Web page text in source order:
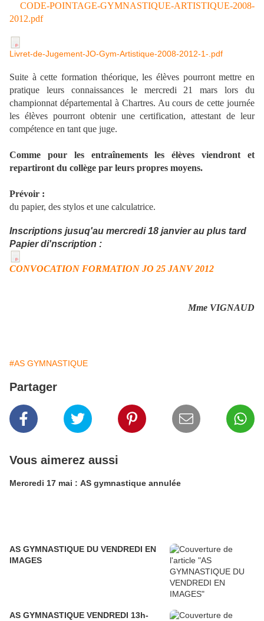
CODE-POINTAGE-GYMNASTIQUE-ARTISTIQUE-2008-
2012.pdf
Livret-de-Jugement-JO-Gym-Artistique-2008-2012-1-.pdf
Suite à cette formation théorique, les élèves pourront mettre en
pratique leurs connaissances le mercredi 21 mars lors du
championnat départemental à Chartres. Au cours de cette journée
les élèves pourront obtenir une certification, attestant de leur
compétence en tant que juge.
Comme pour les entraînements les élèves viendront et
repartiront du collège par leurs propres moyens.
Prévoir :
du papier, des stylos et une calculatrice.
Inscriptions jusuq'au mercredi 18 janvier au plus tard
Papier di'nscription :
CONVOCATION FORMATION JO 25 JANV 2012
Mme VIGNAUD
#AS GYMNASTIQUE
Partager
Vous aimerez aussi
Mercredi 17 mai : AS gymnastique annulée
AS GYMNASTIQUE DU VENDREDI EN
IMAGES
AS GYMNASTIQUE VENDREDI 13h-